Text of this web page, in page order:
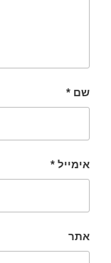
שם *
אימייל *
אתר